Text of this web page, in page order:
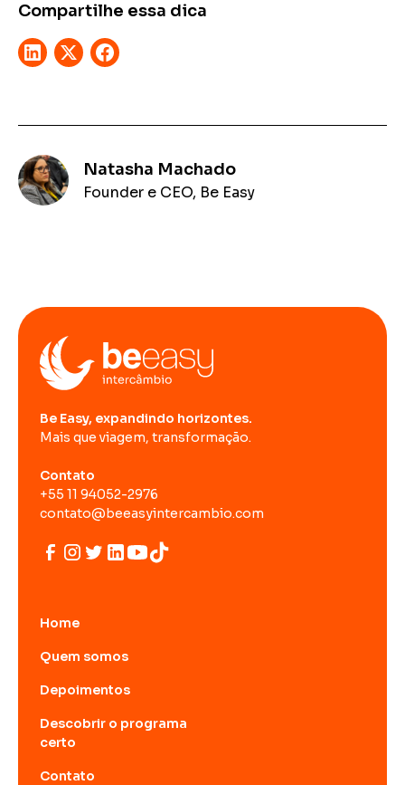
Compartilhe essa dica
Natasha Machado
Founder e CEO, Be Easy
Be Easy, expandindo horizontes.
Mais que viagem, transformação.
Contato
+55 11 94052-2976
contato@beeasyintercambio.com
Home
Quem somos
Depoimentos
Descobrir o programa
certo
Contato